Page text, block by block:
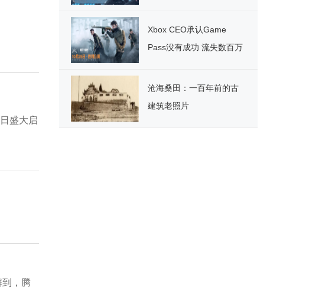
盛大启
到，腾
Xbox CEO承认Game
Pass没有成功 流失数百万
沧海桑田：一百年前的古
建筑老照片